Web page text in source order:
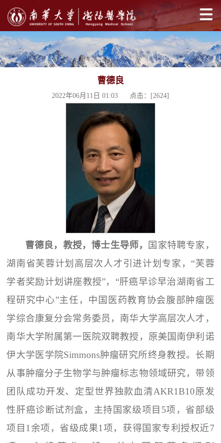
曹德良
2022年06月11日 01:03 点击：[2624]
曹德良，教授，博士生导师，
国家特聘专家，
湖南省芙蓉计划高层次人才引进计划专家，“芙蓉
学者奖励计划讲座教授”，“肝癌早诊早治湖南省工
程研究中心”主任，中国医药教育协会腹部肿瘤医
学综合康复分会常务委员，南华大学高层次人才，
南华大学附属第一医院双聘教授，原美国南伊利诺
伊大学医学院Simmons肿瘤研究所终身教授。长期
从事肿瘤分子生物学与肿瘤标志物领域研究，带领
团队成功开发、定型世界独款血清AKR1B10原发
性肝癌诊断试剂盒，主持国家级项目5项，省部级
项目1余项，省级成果1项，获得国家专利授权近7